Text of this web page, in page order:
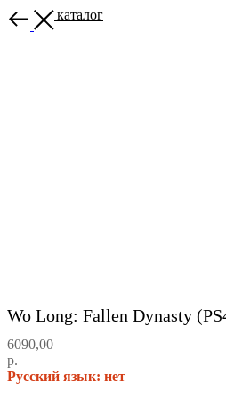
Назад в каталог
Wo Long: Fallen Dynasty
6090,00
р.
Русский язык: нет